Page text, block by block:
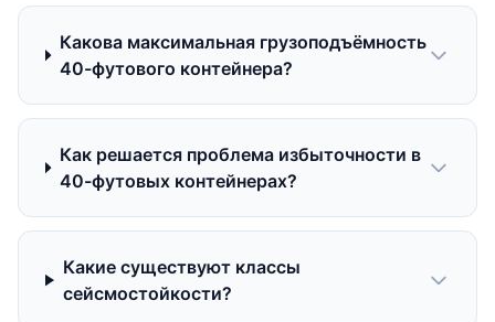
Какова максимальная грузоподъёмность
40-футового контейнера?
Как решается проблема избыточности в
40-футовых контейнерах?
Какие существуют классы
сейсмостойкости?